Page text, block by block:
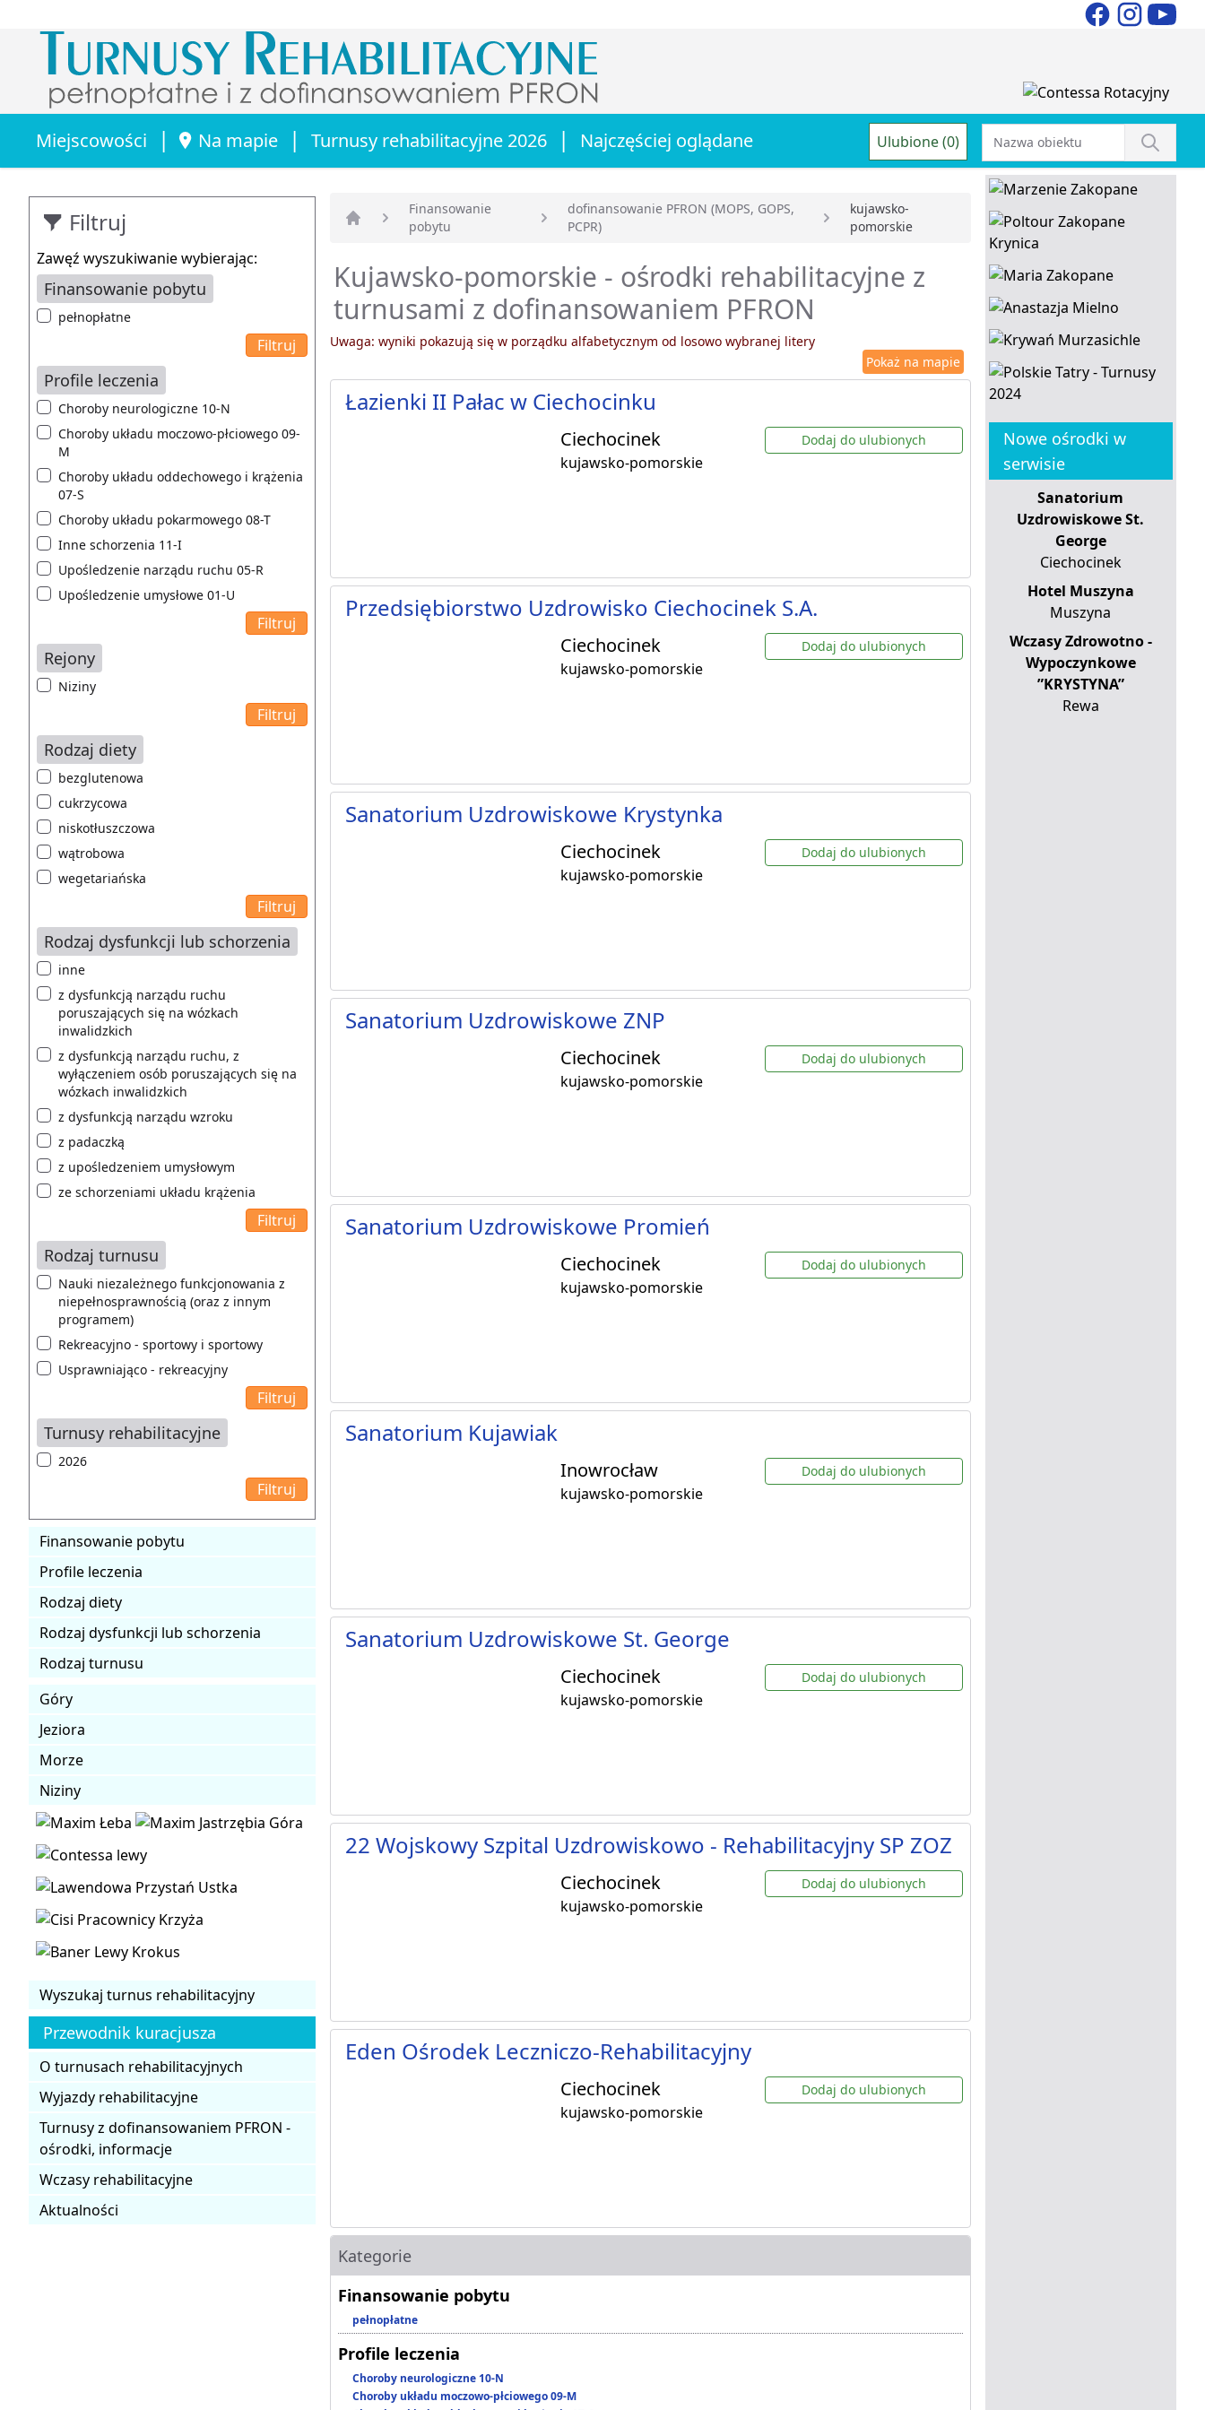
Miejscowości | Na mapie | Turnusy rehabilitacyjne 2026 | Najczęściej oglądane Ulubione (0)
Filtruj
Zawęź wyszukiwanie wybierając:
Finansowanie pobytu
pełnopłatne
Profile leczenia
Choroby neurologiczne 10-N
Choroby układu moczowo-płciowego 09-
M
Choroby układu oddechowego i krążenia
07-S
Choroby układu pokarmowego 08-T
Inne schorzenia 11-I
Upośledzenie narządu ruchu 05-R
Upośledzenie umysłowe 01-U
Rejony
Niziny
Rodzaj diety
bezglutenowa
cukrzycowa
niskotłuszczowa
wątrobowa
wegetariańska
Rodzaj dysfunkcji lub schorzenia
inne
z dysfunkcją narządu ruchu
poruszających się na wózkach
inwalidzkich
z dysfunkcją narządu ruchu, z
wyłączeniem osób poruszających się na
wózkach inwalidzkich
z dysfunkcją narządu wzroku
z padaczką
z upośledzeniem umysłowym
ze schorzeniami układu krążenia
Rodzaj turnusu
Nauki niezależnego funkcjonowania z
niepełnosprawnością (oraz z innym
programem)
Rekreacyjno - sportowy i sportowy
Usprawniająco - rekreacyjny
Turnusy rehabilitacyjne
2026
Finansowanie pobytu
Profile leczenia
Rodzaj diety
Rodzaj dysfunkcji lub schorzenia
Rodzaj turnusu
Góry
Jeziora
Morze
Niziny
Wyszukaj turnus rehabilitacyjny
Przewodnik kuracjusza
O turnusach rehabilitacyjnych
Wyjazdy rehabilitacyjne
Turnusy z dofinansowaniem PFRON -
ośrodki, informacje
Wczasy rehabilitacyjne
Aktualności
Strona główna
Finansowanie
pobytu
dofinansowanie PFRON (MOPS, GOPS,
PCPR)
kujawsko-
pomorskie
Kujawsko-pomorskie - ośrodki rehabilitacyjne z
turnusami z dofinansowaniem PFRON
Uwaga: wyniki pokazują się w porządku alfabetycznym od losowo wybranej litery
Pokaż na mapie
Łazienki II Pałac w Ciechocinku
Ciechocinek
kujawsko-pomorskie
Dodaj do ulubionych
Przedsiębiorstwo Uzdrowisko Ciechocinek S.A.
Ciechocinek
kujawsko-pomorskie
Dodaj do ulubionych
Sanatorium Uzdrowiskowe Krystynka
Ciechocinek
kujawsko-pomorskie
Dodaj do ulubionych
Sanatorium Uzdrowiskowe ZNP
Ciechocinek
kujawsko-pomorskie
Dodaj do ulubionych
Sanatorium Uzdrowiskowe Promień
Ciechocinek
kujawsko-pomorskie
Dodaj do ulubionych
Sanatorium Kujawiak
Inowrocław
kujawsko-pomorskie
Dodaj do ulubionych
Sanatorium Uzdrowiskowe St. George
Ciechocinek
kujawsko-pomorskie
Dodaj do ulubionych
22 Wojskowy Szpital Uzdrowiskowo - Rehabilitacyjny SP ZOZ
Ciechocinek
kujawsko-pomorskie
Dodaj do ulubionych
Eden Ośrodek Leczniczo-Rehabilitacyjny
Ciechocinek
kujawsko-pomorskie
Dodaj do ulubionych
Kategorie
Finansowanie pobytu
pełnopłatne
Profile leczenia
Choroby neurologiczne 10-N
Choroby układu moczowo-płciowego 09-M
Nowe ośrodki w
serwisie
Sanatorium
Uzdrowiskowe St.
George
Ciechocinek
Hotel Muszyna
Muszyna
Wczasy Zdrowotno -
Wypoczynkowe
”KRYSTYNA”
Rewa